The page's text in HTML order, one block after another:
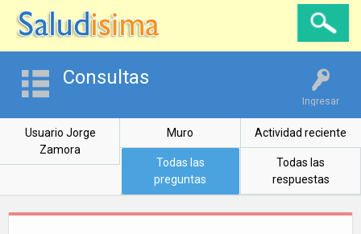
Ingresar
Consultas
Usuario Jorge
Zamora
Muro Actividad reciente
Todas las
preguntas
Todas las
respuestas